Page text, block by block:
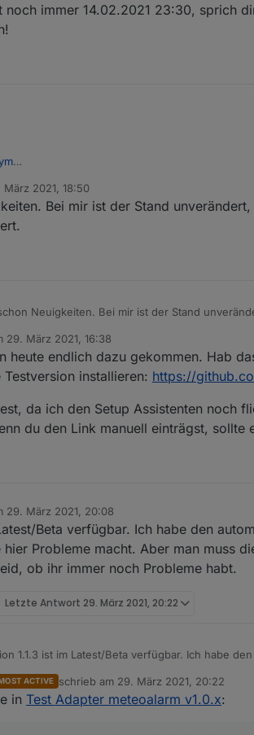
noch immer 14.02.2021 23:30, sprich
mittlerweile eine downgarde auf node.js 12.21.0
Da ich bei den Adaptern die Einstellung
den Link eh händisch eintragen. Ich verwende "
März 2021, 18:50
Bei mir ist der Stand
Neuigkeiten. Bei mir ist der Stand
29. März 2021, 16:38
von
heute endlich dazu gekommen. Hab
installieren: https://
da ich den Setup Assistenten noch
du den Link manuell einträgst, sollte
29. März 2021, 20:08
von
Beta verfügbar. Ich habe den
hier Probleme macht. Aber man muss
ob ihr immer noch Probleme habt.
Letzte Antwort 29. März 2021, 20:22
1.1.3 ist im Latest/Beta verfügbar. Ich habe
ob ihr immer noch Probleme habt.
MOST ACTIVE schrieb am 29. März 2021, 20:22
zuletzt editiert von
in Test Adapter meteoalarm v1.0.x: